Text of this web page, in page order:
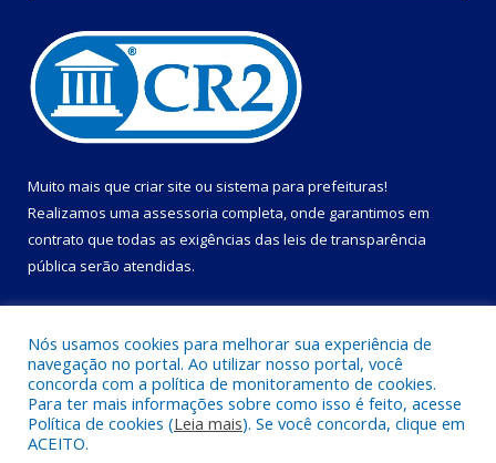
Muito mais que criar site ou sistema para prefeituras!
Realizamos uma assessoria completa, onde garantimos em
contrato que todas as exigências das leis de transparência
pública serão atendidas.
Todos os direitos reservados a Câmara Municipal de Primavera.
Nós usamos cookies para melhorar sua experiência de
navegação no portal. Ao utilizar nosso portal, você
concorda com a política de monitoramento de cookies.
Para ter mais informações sobre como isso é feito, acesse
Política de cookies (Leia mais). Se você concorda, clique em
ACEITO.